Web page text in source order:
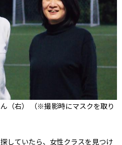
（右） （※撮影時にマスクを取り
していたら、女性クラスを見つけ